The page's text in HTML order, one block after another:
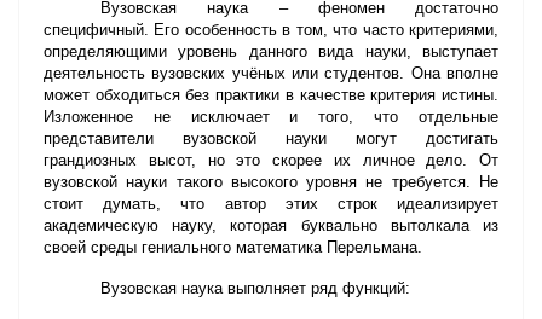
Вузовская наука – феномен достаточно
специфичный. Его особенность в том, что часто критериями,
определяющими уровень данного вида науки, выступает
деятельность вузовских учёных или студентов. Она вполне
может обходиться без практики в качестве критерия истины.
Изложенное не исключает и того, что отдельные
представители вузовской науки могут достигать
грандиозных высот, но это скорее их личное дело. От
вузовской науки такого высокого уровня не требуется. Не
стоит думать, что автор этих строк идеализирует
академическую науку, которая буквально вытолкала из
своей среды гениального математика Перельмана.
Вузовская наука выполняет ряд функций: